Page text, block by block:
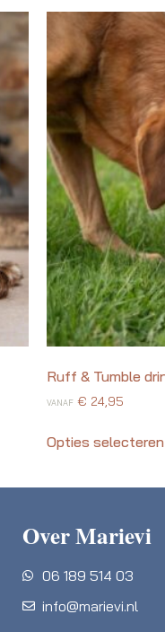
Ruff & Tumble
VANAF € 24,95
Opties selecteren
Over Marievi
06 189 514 03
info@marievi.nl